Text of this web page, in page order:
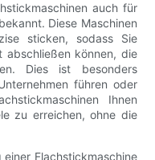
auch für
Diese Maschinen
sticken, sodass Sie
abschließen können, die
Dies ist besonders
führen oder
Ihnen
zu erreichen, ohne die
Flachstickmaschine